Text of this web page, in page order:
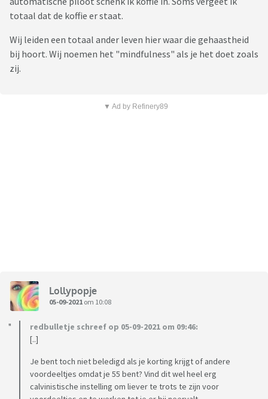
totaal dat de koffie er staat.
Wij leiden een totaal ander leven hier waar die gehaastheid
bij hoort. Wij noemen het "mindfulness" als je het doet zoals
zij.
▼ Ad by Refinery89
Lollypopje
05-09-2021 om 10:08
redbulletje schreef op 05-09-2021 om 09:46:
[..]
Je bent toch niet beledigd als je korting krijgt of andere
voordeeltjes omdat je 55 bent? Vind dit wel heel erg
calvinistische instelling om liever te trots te zijn voor